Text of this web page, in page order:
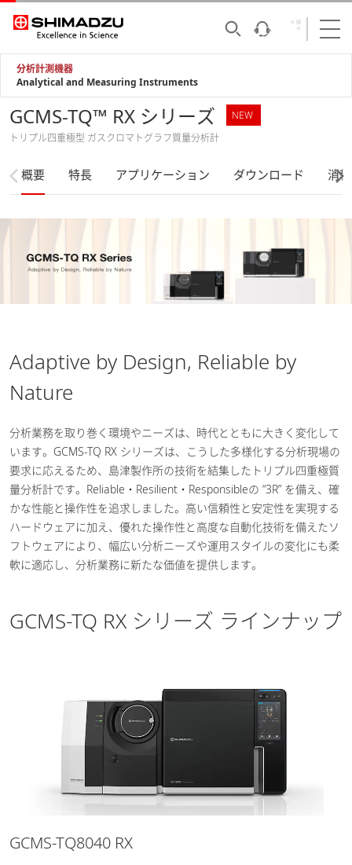
分析計測機器
Analytical and Measuring Instruments
GCMS-TQ™ RX シリーズ
NEW
トリプル四重極型 ガスクロマトグラフ質量分析計
概要 特長 アプリケーション ダウンロード 消
Adaptive by Design, Reliable by
Nature
分析業務を取り巻く環境やニーズは、時代とともに大きく変化して
います。GCMS-TQ RX シリーズは、こうした多様化する分析現場の
要求に応えるため、島津製作所の技術を結集したトリプル四重極質
量分析計です。Reliable・Resilient・Responsibleの “3R” を備え、確
かな性能と操作性を追求しました。高い信頼性と安定性を実現する
ハードウェアに加え、優れた操作性と高度な自動化技術を備えたソ
フトウェアにより、幅広い分析ニーズや運用スタイルの変化にも柔
軟に適応し、分析業務に新たな価値を提供します。
GCMS-TQ RX シリーズ ラインナップ
GCMS-TQ8040 RX